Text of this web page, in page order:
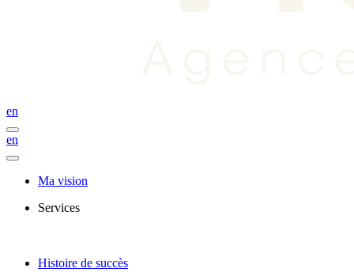
en
en
Ma vision
Services
Histoire de succès